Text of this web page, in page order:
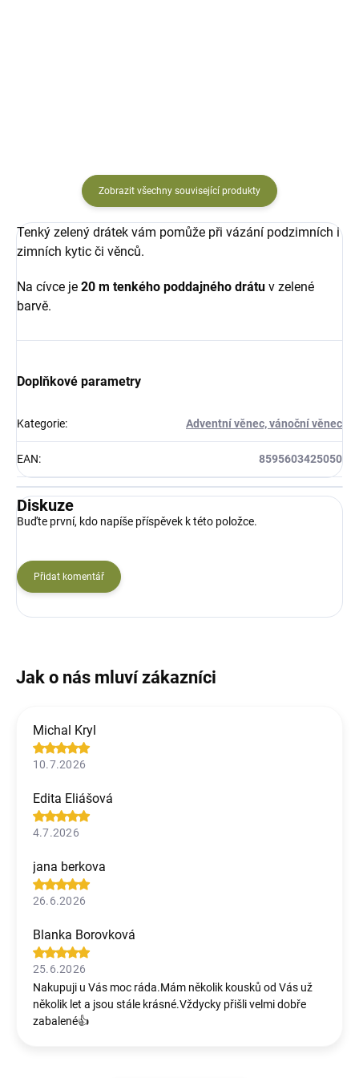
Zobrazit všechny související produkty
Tenký zelený drátek vám pomůže při vázání podzimních i
zimních kytic či věnců.
Na cívce je 20 m tenkého poddajného drátu v zelené
barvě.
Doplňkové parametry
Kategorie: Adventní věnec, vánoční věnec
EAN: 8595603425050
Diskuze
Buďte první, kdo napíše příspěvek k této položce.
Přidat komentář
Michal Kryl
10.7.2026
Edita Eliášová
4.7.2026
jana berkova
26.6.2026
Blanka Borovková
25.6.2026
Nakupuji u Vás moc ráda.Mám několik kousků od Vás už
několik let a jsou stále krásné.Vždycky přišli velmi dobře
zabalené👍